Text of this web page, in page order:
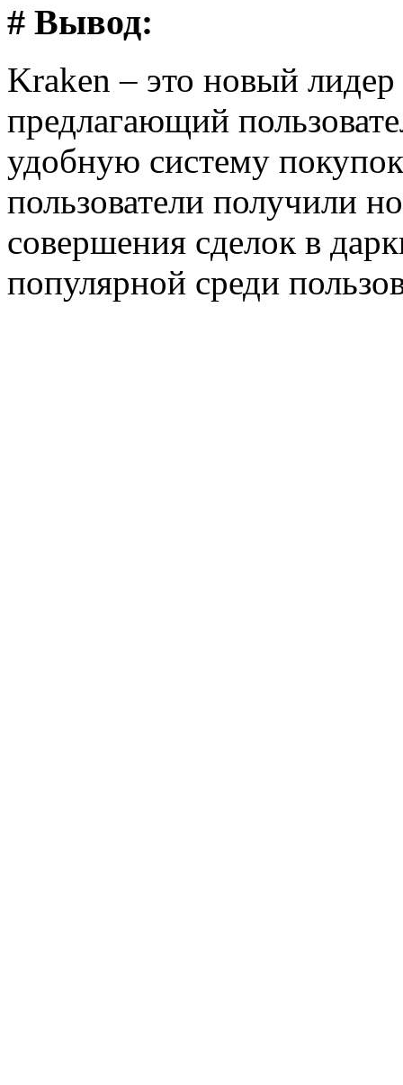
# Вывод:
Kraken – это новый
предлагающий
удобную систему
пользователи получили
совершения сделок в
популярной среди